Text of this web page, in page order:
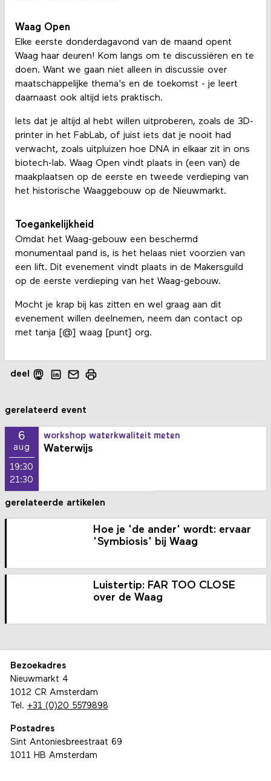
Waag Open
Elke eerste donderdagavond van de maand opent
Waag haar deuren! Kom langs om te discussiëren en te
doen. Want we gaan niet alleen in discussie over
maatschappelijke thema's en de toekomst - je leert
daarnaast ook altijd iets praktisch.
Iets dat je altijd al hebt willen uitproberen, zoals de 3D-
printer in het FabLab, of juist iets dat je nooit had
verwacht, zoals uitpluizen hoe DNA in elkaar zit in ons
biotech-lab. Waag Open vindt plaats in (een van) de
maakplaatsen op de eerste en tweede verdieping van
het historische Waaggebouw op de Nieuwmarkt.
Toegankelijkheid
Omdat het Waag-gebouw een beschermd
monumentaal pand is, is het helaas niet voorzien van
een lift. Dit evenement vindt plaats in de Makersguild
op de eerste verdieping van het Waag-gebouw.
Mocht je krap bij kas zitten en wel graag aan dit
evenement willen deelnemen, neem dan contact op
met tanja [@] waag [punt] org.
deel
gerelateerd event
6
aug
19:30
21:30
workshop waterkwaliteit meten
Waterwijs
gerelateerde artikelen
Hoe je 'de ander' wordt: ervaar
'Symbiosis' bij Waag
Luistertip: FAR TOO CLOSE
over de Waag
Bezoekadres
Nieuwmarkt 4
1012 CR Amsterdam
Tel. +31 (0)20 5579898
Postadres
Sint Antoniesbreestraat 69
1011 HB Amsterdam